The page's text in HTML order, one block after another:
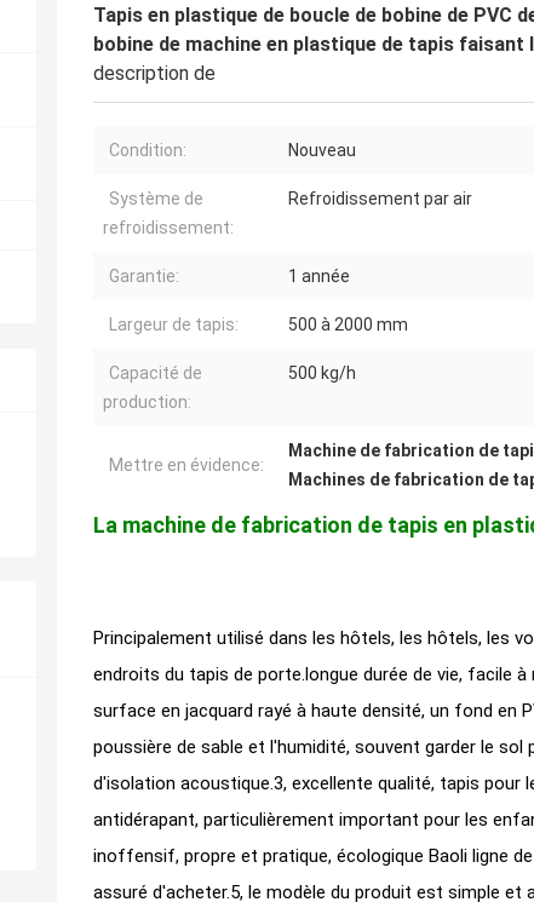
Tapis en plastique de boucle de bobine de PVC
bobine de machine en plastique de tapis faisant
description de
Condition: Nouveau
Système de
refroidissement:
Refroidissement par air
Garantie: 1 année
Largeur de tapis: 500 à 2000 mm
Capacité de
production:
500 kg/h
Mettre en évidence:
Machine de fabrication de
Machines de fabrication de
La machine de fabrication de tapis en
Principalement utilisé dans les hôtels, les hôtels, les
endroits du tapis de porte.longue durée de vie, facile
surface en jacquard rayé à haute densité, un fond en
poussière de sable et l'humidité, souvent garder le
d'isolation acoustique.3, excellente qualité, tapis pour
antidérapant, particulièrement important pour les
inoffensif, propre et pratique, écologique Baoli ligne
assuré d'acheter.5, le modèle du produit est simple